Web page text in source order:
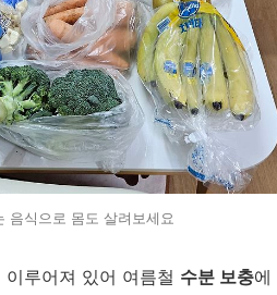
음식으로 몸도 살려보세요
이루어져 있어 여름철 수분 보충에